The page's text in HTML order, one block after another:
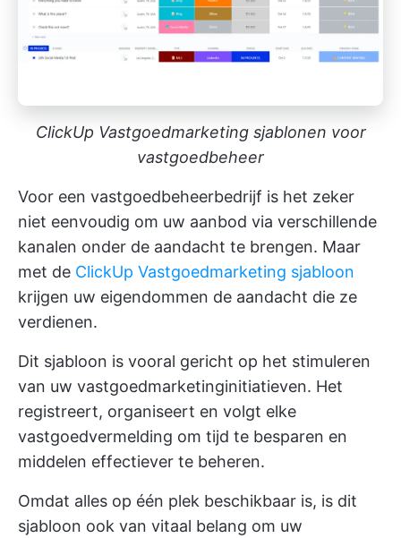
ClickUp Vastgoedmarketing sjablonen voor
vastgoedbeheer
Voor een vastgoedbeheerbedrijf is het zeker
niet eenvoudig om uw aanbod via verschillende
kanalen onder de aandacht te brengen. Maar
met de ClickUp Vastgoedmarketing sjabloon
krijgen uw eigendommen de aandacht die ze
verdienen.
Dit sjabloon is vooral gericht op het stimuleren
van uw vastgoedmarketinginitiatieven. Het
registreert, organiseert en volgt elke
vastgoedvermelding om tijd te besparen en
middelen effectiever te beheren.
Omdat alles op één plek beschikbaar is, is dit
sjabloon ook van vitaal belang om uw